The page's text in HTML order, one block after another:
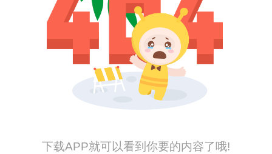
下载APP就可以看到你要的内容了哦!